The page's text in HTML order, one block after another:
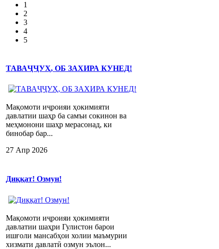
1
2
3
4
5
ТАВАҶҶУҲ, ОБ ЗАХИРА КУНЕД!
Мақомоти иҷроияи ҳокимияти
давлатии шаҳр ба самъи сокинон ва
меҳмонони шаҳр мерасонад, ки
бинобар бар...
27 Апр 2026
Диққат! Озмун!
Мақомоти иҷроияи ҳокимияти
давлатии шаҳри Гулистон барои
ишғоли мансабҳои холии маъмурии
хизмати давлатӣ озмун эълон...